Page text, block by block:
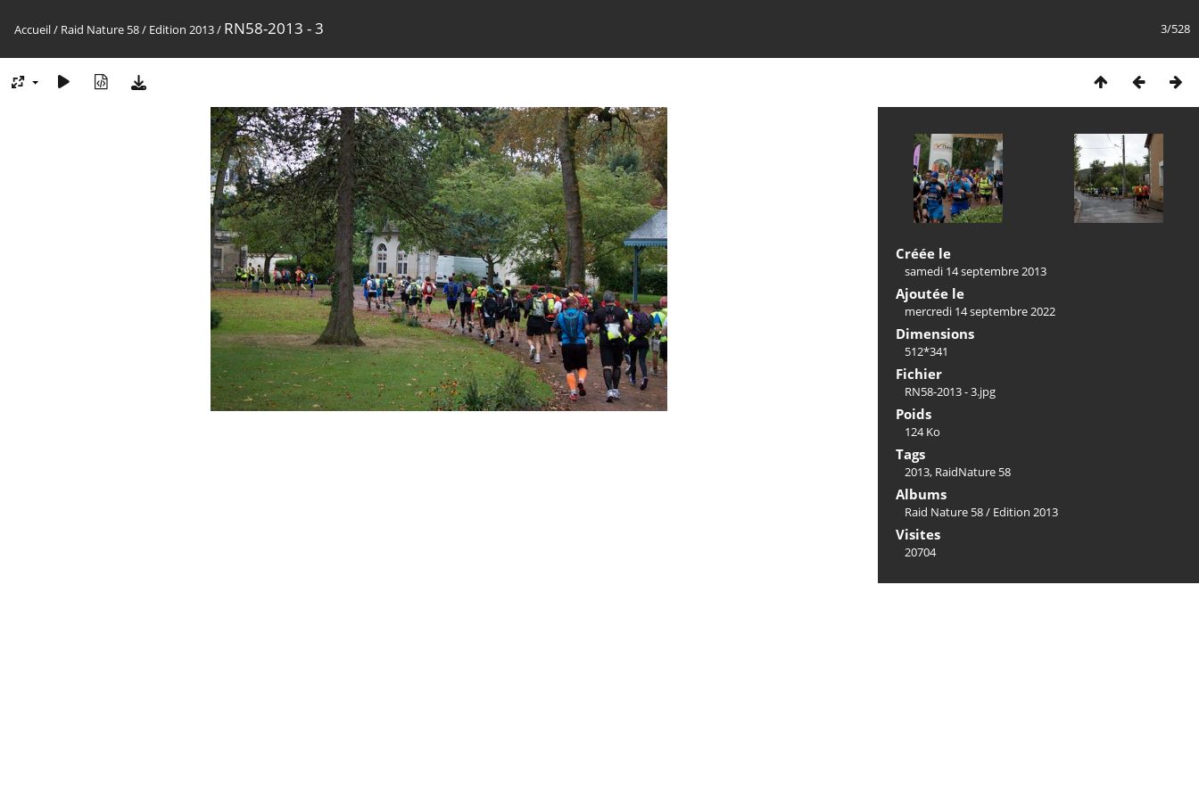
3/528
Accueil/ Raid Nature 58/ Edition 2013/ RN58-2013 - 3
Créée le
samedi 14 septembre 2013
Ajoutée le
mercredi 14 septembre 2022
Dimensions
512*341
Fichier
RN58-2013 - 3.jpg
Poids
124 Ko
Tags
2013, RaidNature 58
Albums
Raid Nature 58/ Edition 2013
Visites
20704